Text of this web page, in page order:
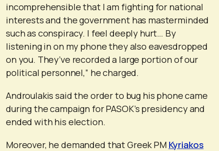
incomprehensible that I am fighting for national
interests and the government has masterminded
such as conspiracy. I feel deeply hurt… By
listening in on my phone they also eavesdropped
on you. They’ve recorded a large portion of our
political personnel,” he charged.
Androulakis said the order to bug his phone came
during the campaign for PASOK’s presidency and
ended with his election.
Moreover, he demanded that Greek PM Kyriakos